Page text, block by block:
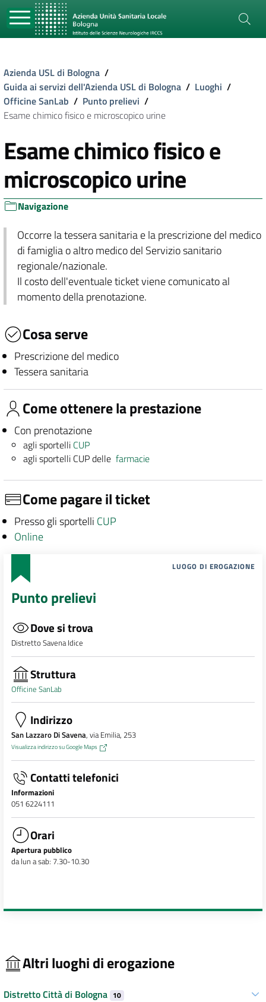
Azienda USL di Bologna /
Guida ai servizi dell'Azienda USL di Bologna / Luoghi /
Officine SanLab / Punto prelievi /
Esame chimico fisico e microscopico urine
Esame chimico fisico e
microscopico urine
Navigazione
Occorre la tessera sanitaria e la prescrizione del medico
di famiglia o altro medico del Servizio sanitario
regionale/nazionale.
Il costo dell'eventuale ticket viene comunicato al
momento della prenotazione.
Cosa serve
Prescrizione del medico
Tessera sanitaria
Come ottenere la prestazione
Con prenotazione
agli sportelli CUP
agli sportelli CUP dellefarmacie
Come pagare il ticket
Presso gli sportelli CUP
Online
LUOGO DI EROGAZIONE
Punto prelievi
Dove si trova
Distretto Savena Idice
Struttura
Officine SanLab
Indirizzo
San Lazzaro Di Savena, via Emilia, 253
Visualizza indirizzo su Google Maps
Contatti telefonici
Informazioni
051 6224111
Orari
Apertura pubblico
da lun a sab: 7.30-10.30
Altri luoghi di erogazione
Distretto Città di Bologna 10